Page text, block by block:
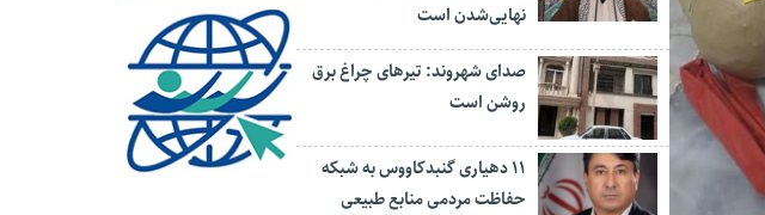
نهایی‌شدن است
صدای شهروند: تیرهای چراغ برق
روشن است
۱۱ دهیاری گنبدکاووس به شبکه
حفاظت مردمی منابع طبیعی